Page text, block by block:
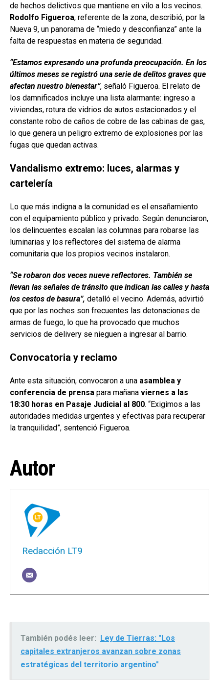
de hechos delictivos que mantiene en vilo a los vecinos.
Rodolfo Figueroa, referente de la zona, describió, por la
Nueva 9, un panorama de “miedo y desconfianza” ante la
falta de respuestas en materia de seguridad.
“Estamos expresando una profunda preocupación. En los
últimos meses se registró una serie de delitos graves que
afectan nuestro bienestar”, señaló Figueroa. El relato de
los damnificados incluye una lista alarmante: ingreso a
viviendas, rotura de vidrios de autos estacionados y el
constante robo de caños de cobre de las cabinas de gas,
lo que genera un peligro extremo de explosiones por las
fugas que quedan activas.
Vandalismo extremo: luces, alarmas y
cartelería
Lo que más indigna a la comunidad es el ensañamiento
con el equipamiento público y privado. Según denunciaron,
los delincuentes escalan las columnas para robarse las
luminarias y los reflectores del sistema de alarma
comunitaria que los propios vecinos instalaron.
“Se robaron dos veces nueve reflectores. También se
llevan las señales de tránsito que indican las calles y hasta
los cestos de basura”, detalló el vecino. Además, advirtió
que por las noches son frecuentes las detonaciones de
armas de fuego, lo que ha provocado que muchos
servicios de delivery se nieguen a ingresar al barrio.
Convocatoria y reclamo
Ante esta situación, convocaron a una asamblea y
conferencia de prensa para mañana viernes a las
18:30 horas en Pasaje Judicial al 800. “Exigimos a las
autoridades medidas urgentes y efectivas para recuperar
la tranquilidad”, sentenció Figueroa.
Autor
Redacción LT9
También podés leer: Ley de Tierras: "Los
capitales extranjeros avanzan sobre zonas
estratégicas del territorio argentino"